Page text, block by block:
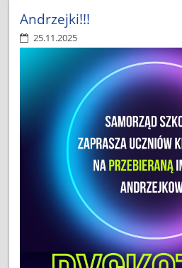
Andrzejki!!!
25.11.2025